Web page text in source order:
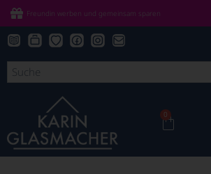
Freundin werben und gemeinsam sparen
0